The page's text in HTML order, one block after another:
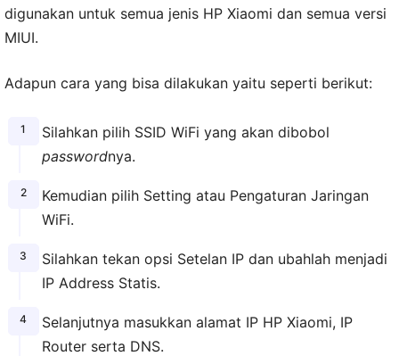
digunakan untuk semua jenis HP Xiaomi dan semua versi
MIUI.
Adapun cara yang bisa dilakukan yaitu seperti berikut:
Silahkan pilih SSID WiFi yang akan dibobol
passwordnya.
Kemudian pilih Setting atau Pengaturan Jaringan
WiFi.
Silahkan tekan opsi Setelan IP dan ubahlah menjadi
IP Address Statis.
Selanjutnya masukkan alamat IP HP Xiaomi, IP
Router serta DNS.